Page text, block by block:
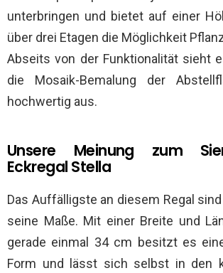
unterbringen und bietet auf einer
über drei Etagen die Möglichkeit
Abseits von der Funktionalität sieht
die Mosaik-Bemalung der
hochwertig aus.
Unsere Meinung zum
Eckregal Stella
Das Auffälligste an diesem Regal
seine Maße. Mit einer Breite und
gerade einmal 34 cm besitzt es
Form und lässt sich selbst in den